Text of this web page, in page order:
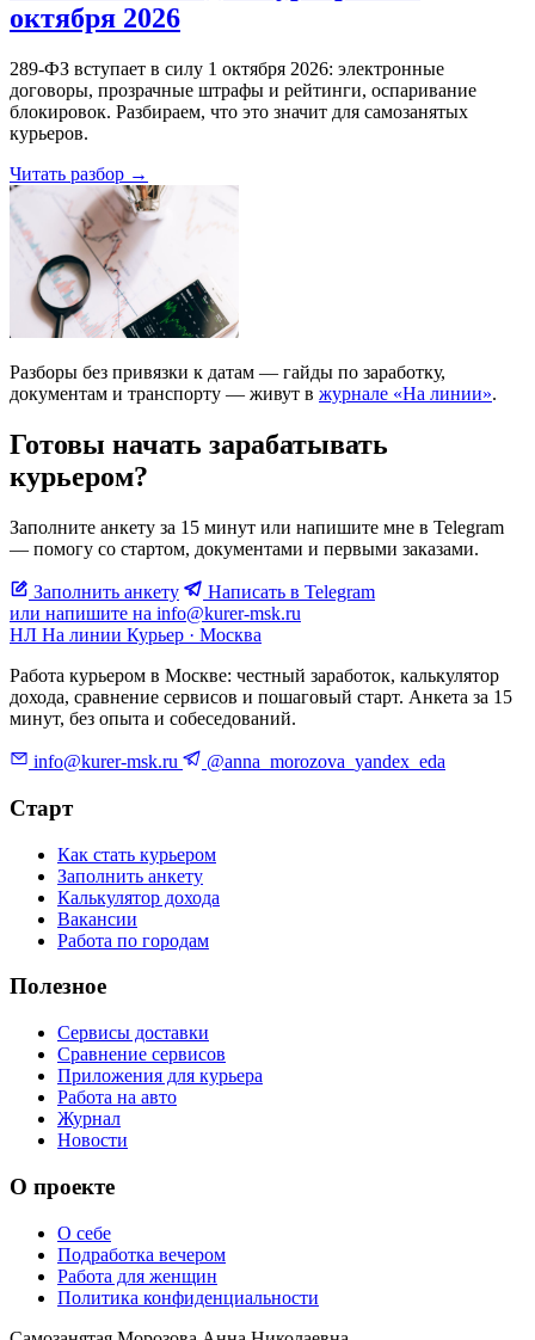
октября 2026
289-ФЗ вступает в силу 1 октября 2026: электронные
договоры, прозрачные штрафы и рейтинги, оспаривание
блокировок. Разбираем, что это значит для самозанятых
курьеров.
Читать разбор →
Разборы без привязки к датам — гайды по заработку,
документам и транспорту — живут в журнале «На линии».
Готовы начать зарабатывать
курьером?
Заполните анкету за 15 минут или напишите мне в Telegram
— помогу со стартом, документами и первыми заказами.
Заполнить анкету
Написать в Telegram
или напишите на info@kurer-msk.ru
НЛ На линии Курьер · Москва
Работа курьером в Москве: честный заработок, калькулятор
дохода, сравнение сервисов и пошаговый старт. Анкета за 15
минут, без опыта и собеседований.
info@kurer-msk.ru @anna_morozova_yandex_eda
Старт
Как стать курьером
Заполнить анкету
Калькулятор дохода
Вакансии
Работа по городам
Полезное
Сервисы доставки
Сравнение сервисов
Приложения для курьера
Работа на авто
Журнал
Новости
О проекте
О себе
Подработка вечером
Работа для женщин
Политика конфиденциальности